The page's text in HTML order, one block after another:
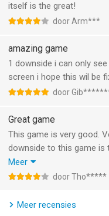
http://
ZENONIA® 5 van
iPad en iPod touch met
bevonden voor
Informatie voor
om 20:36.
itself is the great!
door Arm***
amazing game
1 downside i can only
screen i hope this wil be
door
Great game
This game is very good.
downside to this game is
to play zenonia 4 on
game. Without paying,
Meer
door Tho*****
Meer recensies